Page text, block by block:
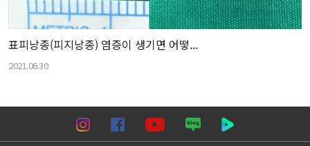
표피낭종(피지낭종) 염증이 생기면 어떻...
2021.06.30